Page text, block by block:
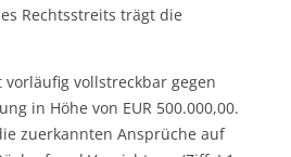
Rechtsstreits trägt die
vorläufig vollstreckbar gegen
in Höhe von EUR 500.000,00.
zuerkannten Ansprüche auf